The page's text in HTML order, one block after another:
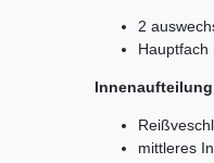
2
Hauptfach
mittleres